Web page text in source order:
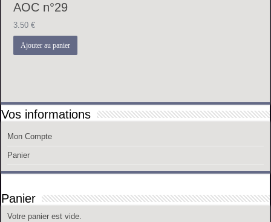
AOC n°29
3.50€
Ajouter au panier
Vos informations
Mon Compte
Panier
Panier
Votre panier est vide.